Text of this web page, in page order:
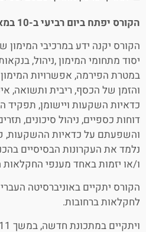
הקורס יפתח ביום רביעי ב-10 במאי 2023.
הקורס יקנה ידע במרכיבי המימון
יסוד מתחומי המימון ,ניהול,
במטרת הפירמה, אפשרויות
והזמן של הכסף, ריבית ותשואה,
כדאיות השקעות ויישומן,
דוחות כספיים, ניהול סיכונים,
והשפעתם על כדאיות ההשקעות,
נלמד את העקרונות הבסיסיים
ו/או יזמות באחד מענפי החקלאות
הקורס יתקיים באוניברסיטה
לחקלאות ברחובות.